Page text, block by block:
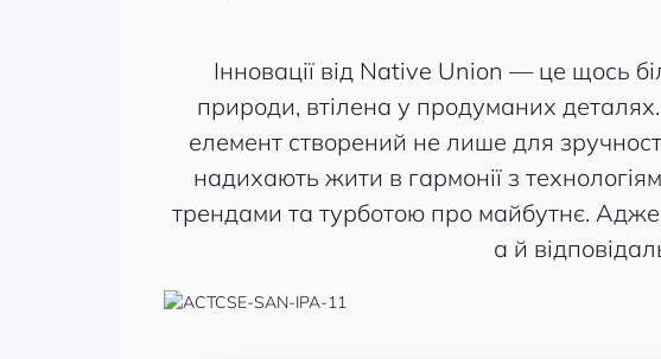
Інновації від Native Union — це щось
природи, втілена у продуманих
елемент створений не лише для
надихають жити в гармонії з
трендами та турботою про майбутнє.
а й